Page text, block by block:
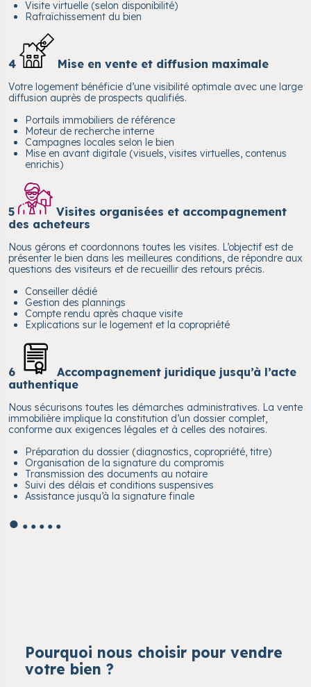
Visite virtuelle (selon disponibilité)
Rafraîchissement du bien
4 Mise en vente et diffusion maximale
Votre logement bénéficie d’une visibilité optimale avec une large
diffusion auprès de prospects qualifiés.
Portails immobiliers de référence
Moteur de recherche interne
Campagnes locales selon le bien
Mise en avant digitale (visuels, visites virtuelles, contenus
enrichis)
5
Visites organisées et accompagnement
des acheteurs
Nous gérons et coordonnons toutes les visites. L’objectif est de
présenter le bien dans les meilleures conditions, de répondre aux
questions des visiteurs et de recueillir des retours précis.
Conseiller dédié
Gestion des plannings
Compte rendu après chaque visite
Explications sur le logement et la copropriété
6
Accompagnement juridique jusqu’à l’acte
authentique
Nous sécurisons toutes les démarches administratives. La vente
immobilière implique la constitution d’un dossier complet,
conforme aux exigences légales et à celles des notaires.
Préparation du dossier (diagnostics, copropriété, titre)
Organisation de la signature du compromis
Transmission des documents au notaire
Suivi des délais et conditions suspensives
Assistance jusqu’à la signature finale
● ● ● ● ● ●
Pourquoi nous choisir pour vendre
votre bien ?